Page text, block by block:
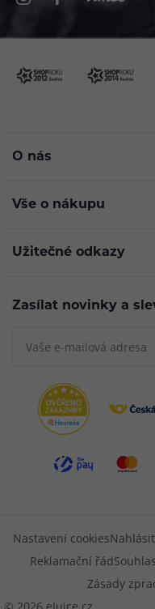
O nás
Vše o nákupu
Užitečné odkazy
Zasílat novinky a
Nastavení cookies
Reklamační řád
Zásady